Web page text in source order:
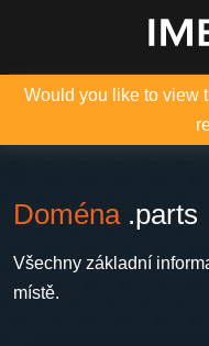
Would you like to view
Doména.parts
Všechny základní
místě.